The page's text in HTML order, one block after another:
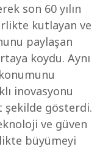
son 60 yılın
kutlayan ve
paylaşan
koydu. Aynı
inovasyonu
şekilde gösterdi.
ve güven
büyümeyi